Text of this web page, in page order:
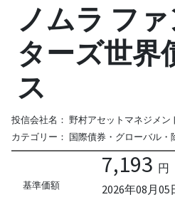
ノムラ フ
ターズ世界
ス
投信会社名： 野村アセットマネジメン
カテゴリー： 国際債券・グローバル・
基準価額
7,193 円
2026年08月05